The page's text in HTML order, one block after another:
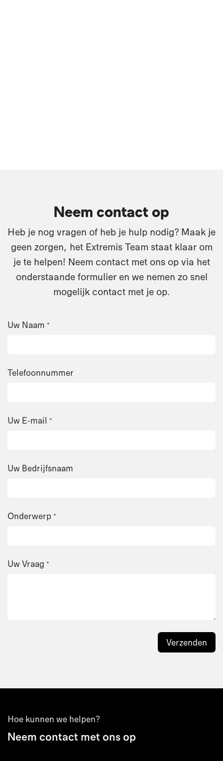
Neem contact op
Heb je nog vragen of heb je hulp nodig? Maak je
geen zorgen, het Extremis Team staat klaar om
je te helpen! Neem contact met ons op via het
onderstaande formulier en we nemen zo snel
mogelijk contact met je op.
Uw Naam *
Telefoonnummer
Uw E-mail *
Uw Bedrijfsnaam
Onderwerp *
Uw Vraag *
Verzenden
Hoe kunnen we helpen?
Neem contact met ons op